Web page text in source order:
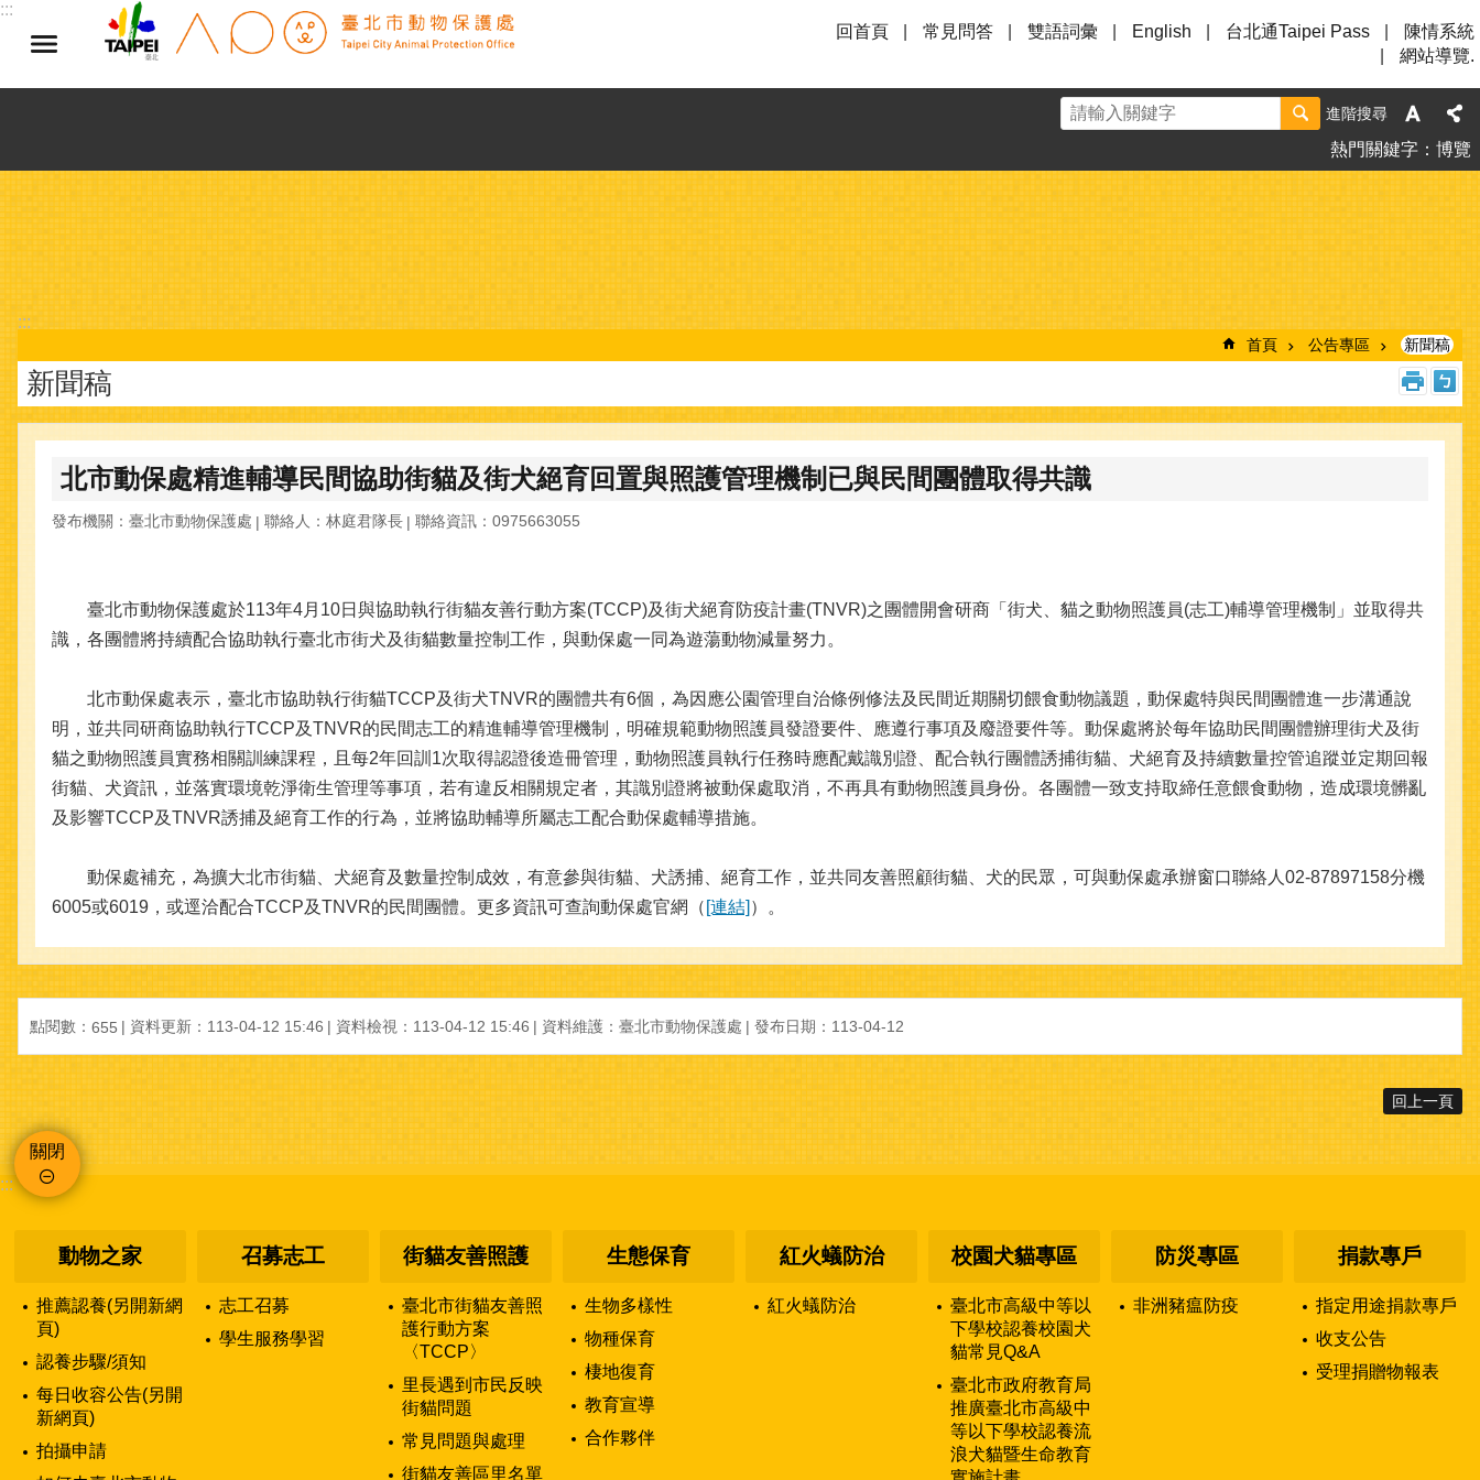
跳到主要內容區塊
:::
回首頁
常見問答 雙語詞彙 English 台北通Taipei Pass
陳情系統
網站導覽.
進階搜尋
熱門關鍵字 博覽
:::
首頁 公告專區 新聞稿
新聞稿
北市動保處精進輔導民間協助街貓及街犬絕育回置與照護管理機制已與民間團體取得共識
發布機關：臺北市動物保護處 聯絡人：林庭君隊長 聯絡資訊：0975663055
臺北市動物保護處於113年4月10日與協助執行街貓友善行動方案(TCCP)及街犬絕育防疫計畫(TNVR)之團體開會研商「街犬、貓之動物照護員(志工)輔導管理機制」並取得共
識，各團體將持續配合協助執行臺北市街犬及街貓數量控制工作，與動保處一同為遊蕩動物減量努力。
北市動保處表示，臺北市協助執行街貓TCCP及街犬TNVR的團體共有6個，為因應公園管理自治條例修法及民間近期關切餵食動物議題，動保處特與民間團體進一步溝通說
明，並共同研商協助執行TCCP及TNVR的民間志工的精進輔導管理機制，明確規範動物照護員發證要件、應遵行事項及廢證要件等。動保處將於每年協助民間團體辦理街犬及街
貓之動物照護員實務相關訓練課程，且每2年回訓1次取得認證後造冊管理，動物照護員執行任務時應配戴識別證、配合執行團體誘捕街貓、犬絕育及持續數量控管追蹤並定期回報
街貓、犬資訊，並落實環境乾淨衛生管理等事項，若有違反相關規定者，其識別證將被動保處取消，不再具有動物照護員身份。各團體一致支持取締任意餵食動物，造成環境髒亂
及影響TCCP及TNVR誘捕及絕育工作的行為，並將協助輔導所屬志工配合動保處輔導措施。
動保處補充，為擴大北市街貓、犬絕育及數量控制成效，有意參與街貓、犬誘捕、絕育工作，並共同友善照顧街貓、犬的民眾，可與動保處承辦窗口聯絡人02-87897158分機
6005或6019，或逕洽配合TCCP及TNVR的民間團體。更多資訊可查詢動保處官網（ [連結] ）。
點閱數： 655 資料更新：113-04-12 15:46 資料檢視：113-04-12 15:46 資料維護：臺北市動物保護處 發布日期：113-04-12
回上一頁
關閉
:::
動物之家
推薦認養(另開新網
頁)
認養步驟/須知
每日收容公告(另開
新網頁)
拍攝申請
召募志工
志工召募
學生服務學習
街貓友善照護
臺北市街貓友善照
護行動方案
〈TCCP〉
里長遇到市民反映
街貓問題
常見問題與處理
街貓友善區里名單
生態保育
生物多樣性
物種保育
棲地復育
教育宣導
合作夥伴
紅火蟻防治
紅火蟻防治
校園犬貓專區
臺北市高級中等以
下學校認養校園犬
貓常見Q&A
臺北市政府教育局
推廣臺北市高級中
等以下學校認養流
浪犬貓暨生命教育
防災專區
非洲豬瘟防疫
捐款專戶
指定用途捐款專戶
收支公告
受理捐贈物報表